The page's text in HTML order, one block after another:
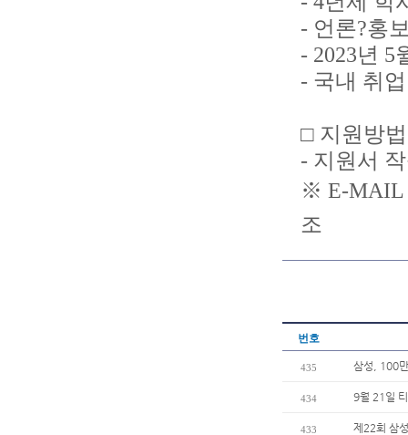
- 언론?홍
- 2023년 5
- 국내 취
□ 지원방
- 지원서
※ E-MAIL
조
번호
435 삼성, 100
434 9월 21일
433 제22회 삼